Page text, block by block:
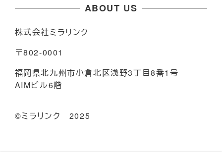
ABOUT US
株式会社ミラリンク
〒802-0001
福岡県北九州市小倉北区浅野3丁目8番1号
AIMビル6階
©️ミラリンク 2025